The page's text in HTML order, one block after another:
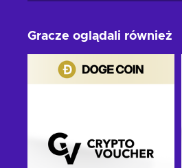
Gracze oglądali również